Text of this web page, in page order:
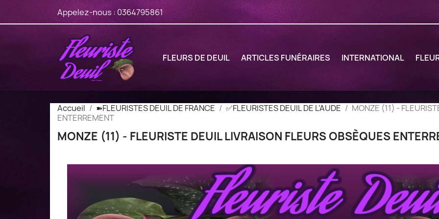
Appelez-nous : 0364795861
FLEURS DE DEUIL ARTICLES FUNÉRAIRES INTERNATIONAL
Accueil ➽FLEURISTES DEUIL DE FRANCE ✅FLEURISTES DEUIL DE L’AUDE
MONZE (11) -
ENTERREMENT
MONZE (11) - FLEURISTE DEUIL LIVRAISON FLEURS OBSÈQUES